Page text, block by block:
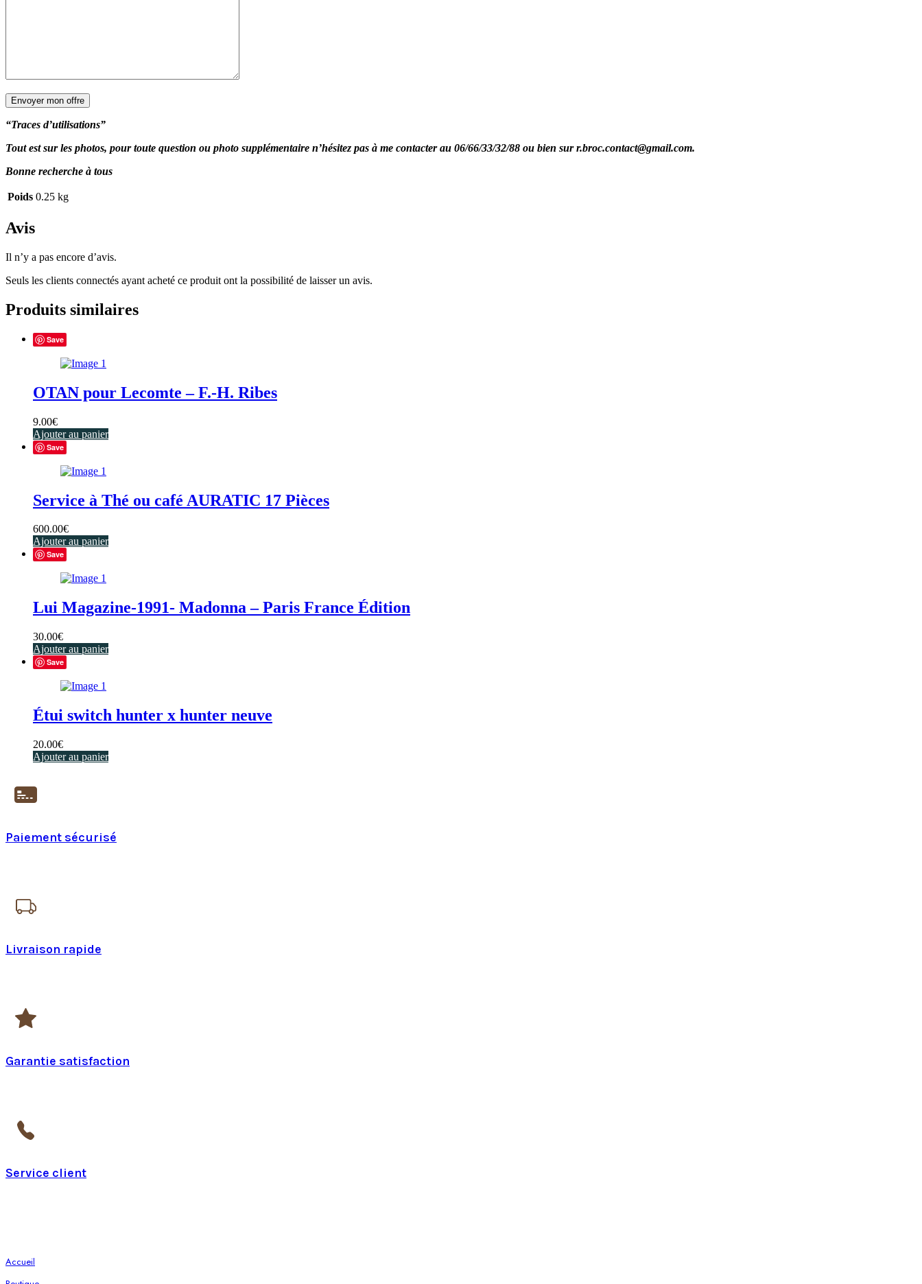
“Traces d’utilisations”
Tout est sur les photos, pour toute question ou photo supplémentaire n’hésitez pas à me contacter au 06/66/33/32/88 ou bien sur r.broc.contact@gmail.com.
Bonne recherche à tous
Poids 0.25 kg
Avis
Il n’y a pas encore d’avis.
Seuls les clients connectés ayant acheté ce produit ont la possibilité de laisser un avis.
Produits similaires
Save
OTAN pour Lecomte – F.-H. Ribes
9.00€
Ajouter au panier
Save
Service à Thé ou café AURATIC 17 Pièces
600.00€
Ajouter au panier
Save
Lui Magazine-1991- Madonna – Paris France Édition
30.00€
Ajouter au panier
Save
Étui switch hunter x hunter neuve
20.00€
Ajouter au panier
Paiement sécurisé
Livraison rapide
Garantie satisfaction
Service client
Accueil